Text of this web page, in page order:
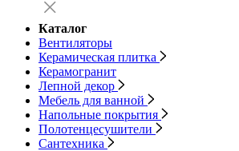
Каталог
Вентиляторы
Керамическая плитка
Керамогранит
Лепной декор
Мебель для ванной
Напольные покрытия
Полотенцесушители
Сантехника